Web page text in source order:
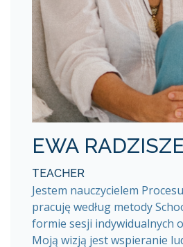
EWA
TEACHER
Jestem nauczycielem
pracuję według metody
formie sesji indywidualnych
Moją wizją jest wspieranie